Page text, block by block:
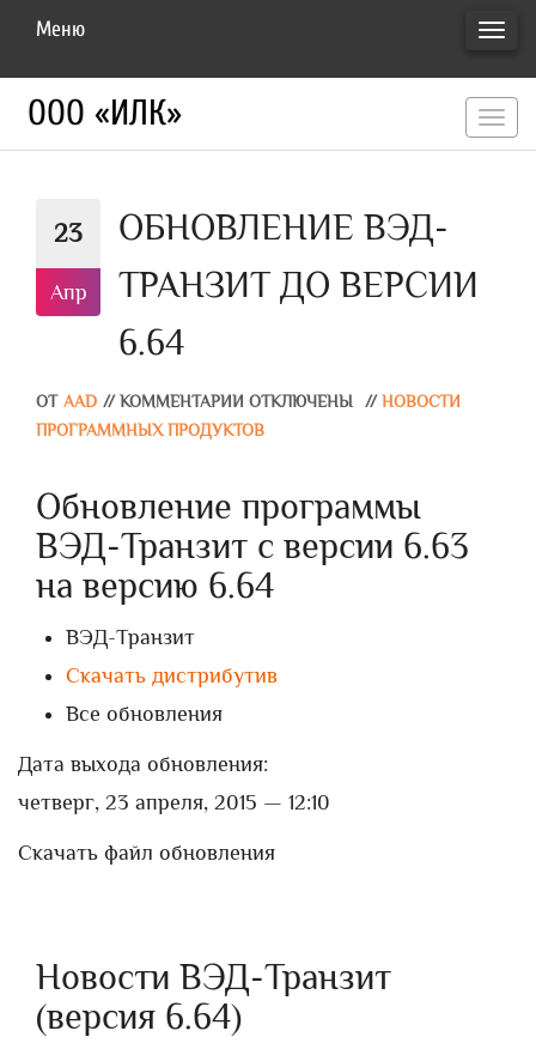
Меню
ООО «ИЛК»
23
Апр
ОБНОВЛЕНИЕ ВЭД-
ТРАНЗИТ ДО ВЕРСИИ
6.64
ОТ AAD // КОММЕНТАРИИ ОТКЛЮЧЕНЫ // НОВОСТИ
ПРОГРАММНЫХ ПРОДУКТОВ
Обновление программы
ВЭД-Транзит с версии 6.63
на версию 6.64
ВЭД-Транзит
Скачать дистрибутив
Все обновления
Дата выхода обновления:
четверг, 23 апреля, 2015 — 12:10
Скачать файл обновления
Новости ВЭД-Транзит
(версия 6.64)